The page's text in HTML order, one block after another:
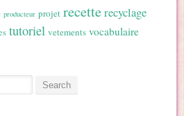
producteur projet recetterecyclage
tutoriel vetements vocabulaire